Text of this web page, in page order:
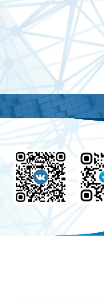
компании Тех. поддержка